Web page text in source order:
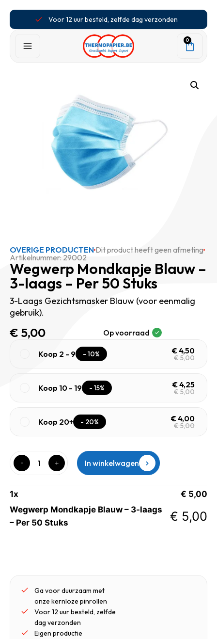
Voor 12 uur besteld, zelfde dag verzonden
0
OVERIGE PRODUCTEN Dit product heeft geen afmeting
Artikelnummer: 29002
Wegwerp Mondkapje Blauw –
3-laags – Per 50 Stuks
3-Laags Gezichtsmasker Blauw (voor eenmalig
gebruik).
€ 5,00 Op voorraad
Koop 2 - 9 - 10% €5,00
€4,50
Koop 10 - 19 - 15% €5,00
€4,25
Koop 20+ - 20% €5,00
€4,00
In winkelwagen
1x € 5,00
Wegwerp Mondkapje Blauw – 3-laags
– Per 50 Stuks
€ 5,00
Ga voor duurzaam met
onze kernloze pinrollen
Voor 12 uur besteld, zelfde
dag verzonden
Eigen productie